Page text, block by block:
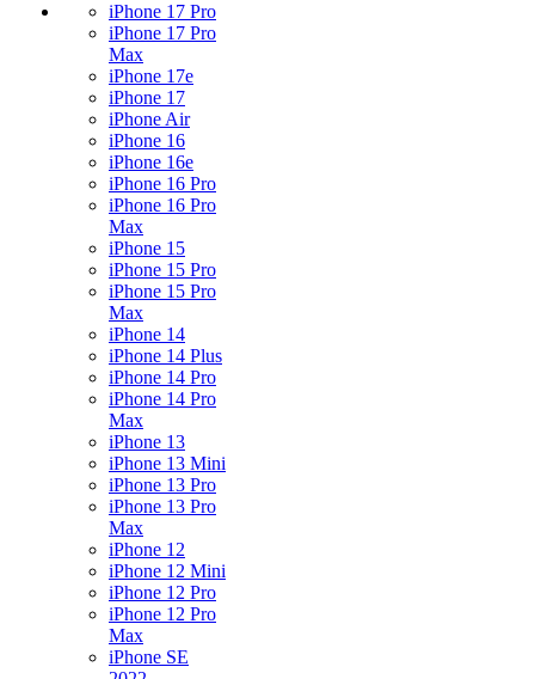
iPhone 17 Pro
iPhone 17 Pro
Max
iPhone 17e
iPhone 17
iPhone Air
iPhone 16
iPhone 16e
iPhone 16 Pro
iPhone 16 Pro
Max
iPhone 15
iPhone 15 Pro
iPhone 15 Pro
Max
iPhone 14
iPhone 14 Plus
iPhone 14 Pro
iPhone 14 Pro
Max
iPhone 13
iPhone 13 Mini
iPhone 13 Pro
iPhone 13 Pro
Max
iPhone 12
iPhone 12 Mini
iPhone 12 Pro
iPhone 12 Pro
Max
iPhone SE